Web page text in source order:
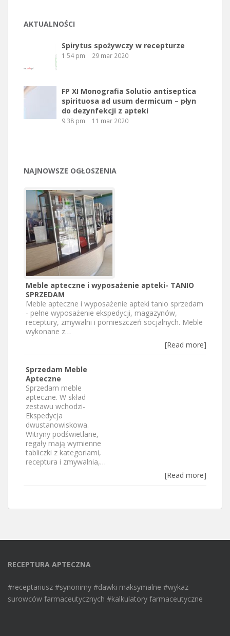
AKTUALNOŚCI
Spirytus spożywczy w recepturze
1:54 pm 29 mar 2020
FP XI Monografia Solutio antiseptica
spirituosa ad usum dermicum – płyn
do dezynfekcji z apteki
9:38 pm 11 mar 2020
NAJNOWSZE OGŁOSZENIA
Meble apteczne i wyposażenie apteki- TANIO
SPRZEDAM
Meble apteczne i wyposażenie apteki tanio sprzedam
- pełne wyposażenie ekspedycji, magazynów,
receptury, zmywalni i pomieszczeń socjalnych. Meble
wykonane z…
[Read more]
Sprzedam Meble
Apteczne
Sprzedam meble
apteczne. W skład
zestawu wchodzi-
Ekspedycja
dwustanowiskowa.
Witryny podświetlane,
regały mają wymienne
tabliczki z kategoriami,
receptura i zmywalnia,…
[Read more]
RECEPTURA APTECZNA
#receptariusz #synonimy #dawki maksymalne #wykaz
surowców farmaceutycznych #kalkulatory farmaceutyczne